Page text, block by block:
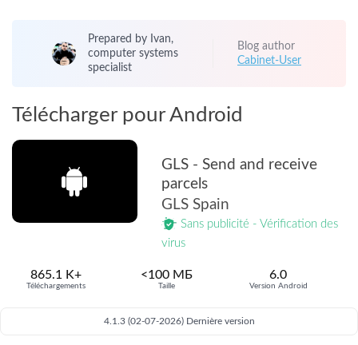
Prepared by Ivan,
computer systems
specialist
Blog author
Cabinet-User
Télécharger pour Android
GLS - Send and receive
parcels
GLS Spain
Sans publicité - Vérification des
virus
865.1 K+
Téléchargements
<100 МБ
Taille
6.0
Version Android
4.1.3 (02-07-2026) Dernière version